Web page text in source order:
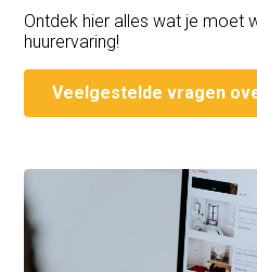
Ontdek hier alles wat je moet
huurervaring!
Veelgestelde vragen